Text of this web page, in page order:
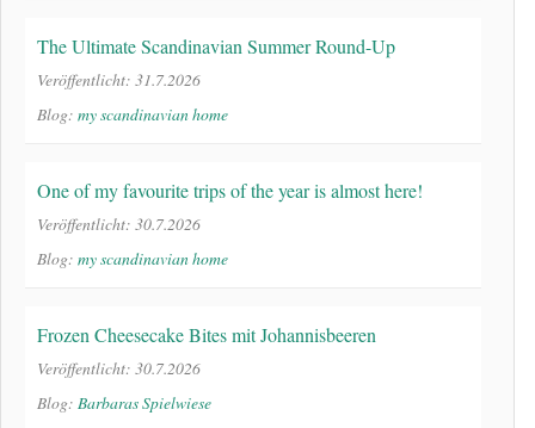
The Ultimate Scandinavian Summer Round-Up
Veröffentlicht: 31.7.2026
Blog: my scandinavian home
One of my favourite trips of the year is almost here!
Veröffentlicht: 30.7.2026
Blog: my scandinavian home
Frozen Cheesecake Bites mit Johannisbeeren
Veröffentlicht: 30.7.2026
Blog: Barbaras Spielwiese